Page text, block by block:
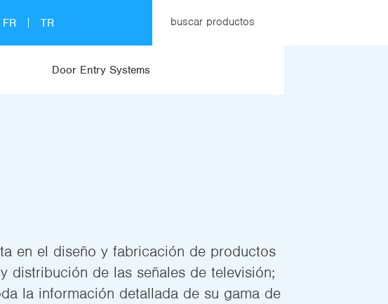
FR TR buscar productos
Door Entry Systems
en el diseño y fabricación de productos
distribución de las señales de televisión;
la información detallada de su gama de